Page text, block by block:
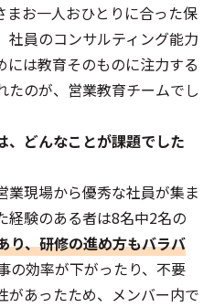
まお一人おひとりに合った保
社員のコンサルティング能力
には教育そのものに注力する
たのが、営業教育チームでし
、どんなことが課題でした
業現場から優秀な社員が集ま
経験のある者は8名中2名の
り、研修の進め方もバラバ
の効率が下がったり、不要
があったため、メンバー内で